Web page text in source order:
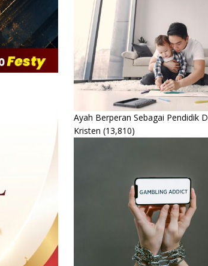
Ayah Berperan Sebagai Pendidik
Kristen (13,810)